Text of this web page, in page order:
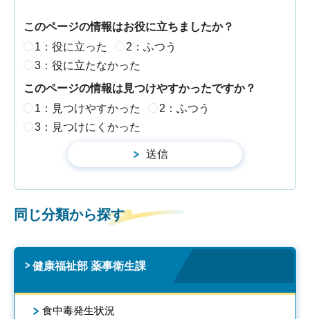
このページの情報はお役に立ちましたか？
1：役に立った
2：ふつう
3：役に立たなかった
このページの情報は見つけやすかったですか？
1：見つけやすかった
2：ふつう
3：見つけにくかった
同じ分類から探す
健康福祉部 薬事衛生課
食中毒発生状況